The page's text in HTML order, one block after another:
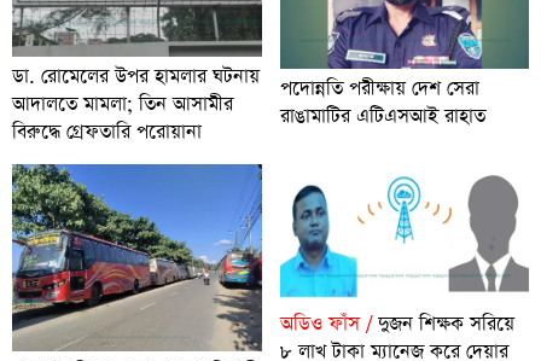
ডা. রোমেলের উপর হামলার ঘটনায়
আদালতে মামলা; তিন আসামীর
বিরুদ্ধে গ্রেফতারি পরোয়ানা
পদোন্নতি পরীক্ষায় দেশ সেরা
রাঙামাটির এটিএসআই রাহাত
অডিও ফাঁস /দুজন শিক্ষক সরিয়ে
৮ লাখ টাকা ম্যানেজ করে দেয়ার